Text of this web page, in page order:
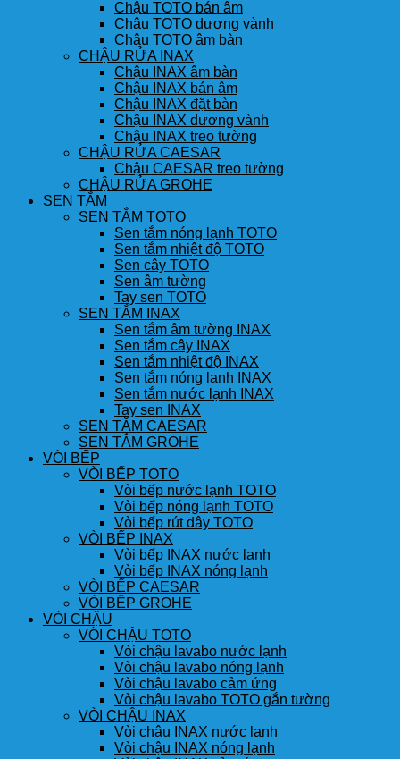
Chậu TOTO bán âm
Chậu TOTO dương vành
Chậu TOTO âm bàn
CHẬU RỬA INAX
Chậu INAX âm bàn
Chậu INAX bán âm
Chậu INAX đặt bàn
Chậu INAX dương vành
Chậu INAX treo tường
CHẬU RỬA CAESAR
Chậu CAESAR treo tường
CHẬU RỬA GROHE
SEN TẮM
SEN TẮM TOTO
Sen tắm nóng lạnh TOTO
Sen tắm nhiệt độ TOTO
Sen cây TOTO
Sen âm tường
Tay sen TOTO
SEN TẮM INAX
Sen tắm âm tường INAX
Sen tắm cây INAX
Sen tắm nhiệt độ INAX
Sen tắm nóng lạnh INAX
Sen tắm nước lạnh INAX
Tay sen INAX
SEN TẮM CAESAR
SEN TẮM GROHE
VÒI BẾP
VÒI BẾP TOTO
Vòi bếp nước lạnh TOTO
Vòi bếp nóng lạnh TOTO
Vòi bếp rút dây TOTO
VÒI BẾP INAX
Vòi bếp INAX nước lạnh
Vòi bếp INAX nóng lạnh
VÒI BẾP CAESAR
VÒI BẾP GROHE
VÒI CHẬU
VÒI CHẬU TOTO
Vòi chậu lavabo nước lạnh
Vòi chậu lavabo nóng lạnh
Vòi chậu lavabo cảm ứng
Vòi chậu lavabo TOTO gắn tường
VÒI CHẬU INAX
Vòi chậu INAX nước lạnh
Vòi chậu INAX nóng lạnh